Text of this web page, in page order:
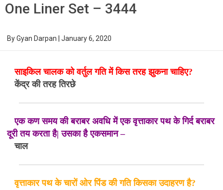
One Liner Set – 3444
ByGyan Darpan January 6, 2020
साइकिल चालक को वर्तुल गति में किस तरह झुकना चाहिए?
केंद्र की तरह तिरछे
एक कण समय की बराबर अवधि में एक वृत्ताकार पथ के गिर्द बराबर
दूरी तय करता है| उसका है एकसमान –
चाल
वृत्ताकार पथ के चारों ओर पिंड की गति किसका उदाहरण है?